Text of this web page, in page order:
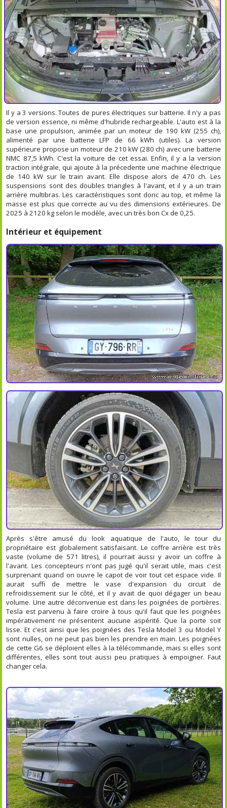
Il y a 3 versions. Toutes de pures électriques sur batterie. Il n'y a pas
de version essence, ni même d'hubride rechargeable. L'auto est à la
base une propulsion, animée par un moteur de 190 kW (255 ch),
alimenté par une batterie LFP de 66 kWh (utiles). La version
supérieure propose un moteur de 210 kW (280 ch) avec une batterie
NMC 87,5 kWh. C'est la voiture de cet essai. Enfin, il y a la version
traction intégrale, qui ajoute à la précedente une machine électrique
de 140 kW sur le train avant. Elle dispose alors de 470 ch. Les
suspensions sont des doubles triangles à l'avant, et il y a un train
arrière multibras. Les caractéristiques sont donc au top, et même la
masse est plus que correcte au vu des dimensions extérieures. De
2025 à 2120 kg selon le modèle, avec un très bon Cx de 0,25.
Intérieur et équipement
Après s'être amusé du look aquatique de l'auto, le tour du
propriétaire est globalement satisfaisant. Le coffre arrière est très
vaste (volume de 571 litres), il pourrait aussi y avoir un coffre à
l'avant. Les concepteurs n'ont pas jugé qu'il serait utile, mais c'est
surprenant quand on ouvre le capot de voir tout cet espace vide. Il
aurait suffi de mettre le vase d'expansion du circuit de
refroidissement sur le côté, et il y avait de quoi dégager un beau
volume. Une autre déconvenue est dans les poignées de portières.
Tesla est parvenu à faire croire à tous qu'il faut que les poignées
impérativement ne présentent aucune aspérité. Que la porte soit
lisse. Et c'est ainsi que les poignées des Tesla Model 3 ou Model Y
sont nulles, on ne peut pas bien les prendre en main. Les poignées
de cette G6 se déploient elles à la télécommande, mais si elles sont
différentes, elles sont tout aussi peu pratiques à empoigner. Faut
changer cela.